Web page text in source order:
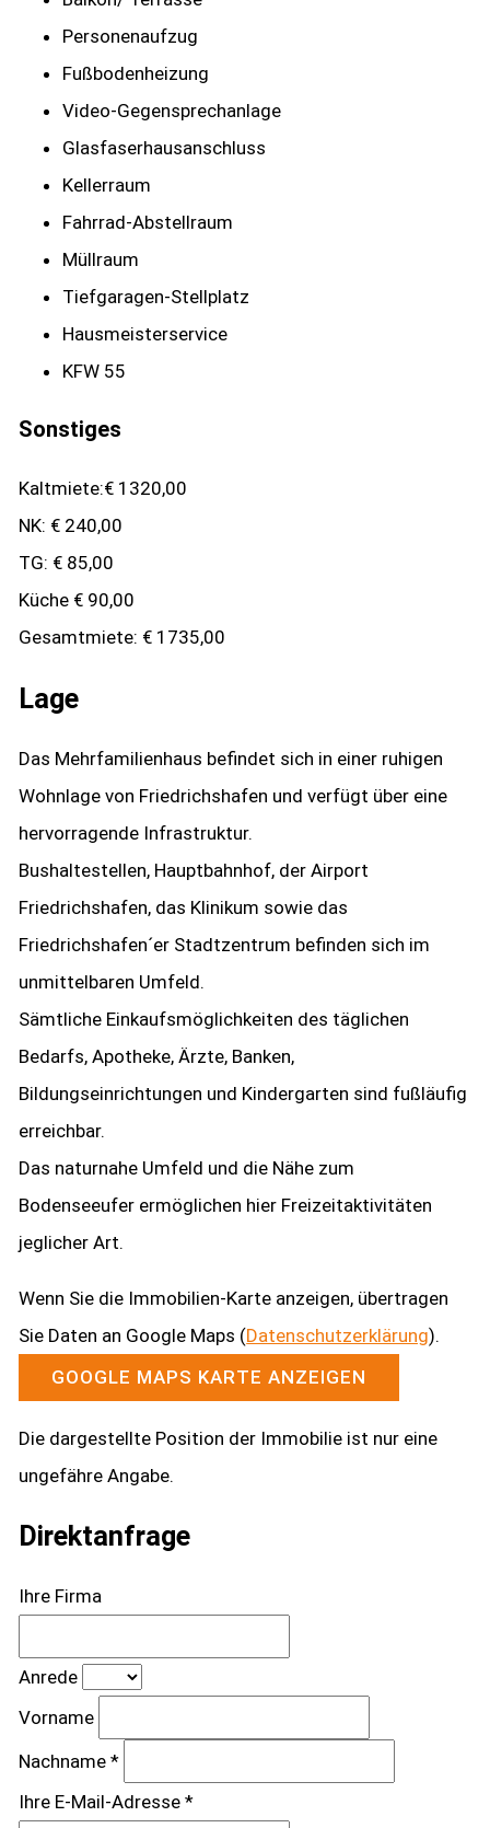
Personenaufzug
Fußbodenheizung
Video-Gegensprechanlage
Glasfaserhausanschluss
Kellerraum
Fahrrad-Abstellraum
Müllraum
Tiefgaragen-Stellplatz
Hausmeisterservice
KFW 55
Sonstiges
Kaltmiete:€ 1320,00
NK: € 240,00
TG: € 85,00
Küche € 90,00
Gesamtmiete: € 1735,00
Lage
Das Mehrfamilienhaus befindet sich in einer ruhigen
Wohnlage von Friedrichshafen und verfügt über eine
hervorragende Infrastruktur.
Bushaltestellen, Hauptbahnhof, der Airport
Friedrichshafen, das Klinikum sowie das
Friedrichshafen´er Stadtzentrum befinden sich im
unmittelbaren Umfeld.
Sämtliche Einkaufsmöglichkeiten des täglichen
Bedarfs, Apotheke, Ärzte, Banken,
Bildungseinrichtungen und Kindergarten sind fußläufig
erreichbar.
Das naturnahe Umfeld und die Nähe zum
Bodenseeufer ermöglichen hier Freizeitaktivitäten
jeglicher Art.
Wenn Sie die Immobilien-Karte anzeigen, übertragen
Sie Daten an Google Maps (Datenschutzerklärung).
GOOGLE MAPS KARTE ANZEIGEN
Die dargestellte Position der Immobilie ist nur eine
ungefähre Angabe.
Direktanfrage
Ihre Firma
Anrede
Vorname
Nachname *
Ihre E-Mail-Adresse *